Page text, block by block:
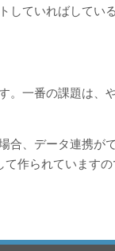
していればしてい
一番の課題は、
合、データ連携が
作られています